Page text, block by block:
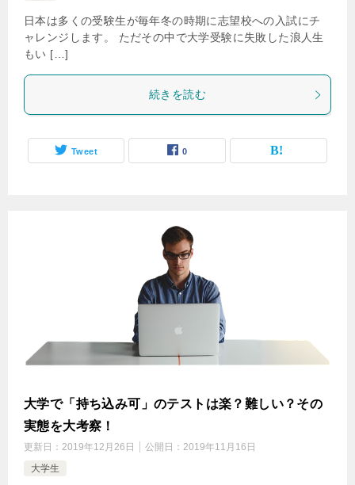
日本は多くの受験生が毎年冬の時期に志望校への入試にチ
ャレンジします。 ただその中で大学受験に失敗した浪人生
もい […]
続きを読む
Tweet 0
大学で「持ち込み可」のテストは楽？難しい？その
実態を大考察！
更新日： 2019年12月26日 公開日： 2019年11月16日
大学生